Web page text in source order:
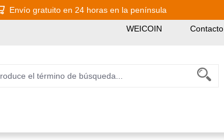
Envío gratuito en 24 horas en la península
WEICOIN Contacto